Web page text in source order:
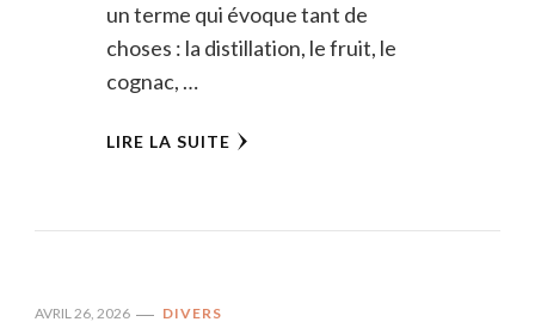
un terme qui évoque tant de
choses : la distillation, le fruit, le
cognac, …
LIRE LA SUITE
AVRIL 26, 2026 DIVERS